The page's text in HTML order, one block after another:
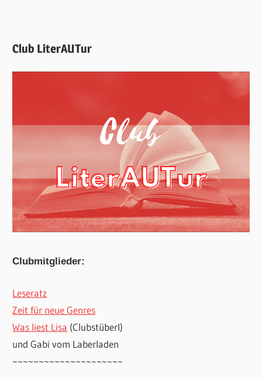
Club LiterAUTur
Clubmitglieder:
Leseratz
Zeit für neue Genres
Was liest Lisa (Clubstüberl)
und Gabi vom Laberladen
~~~~~~~~~~~~~~~~~~~~~